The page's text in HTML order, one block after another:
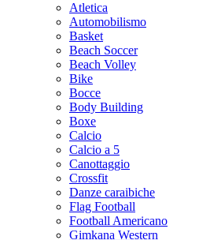
Atletica
Automobilismo
Basket
Beach Soccer
Beach Volley
Bike
Bocce
Body Building
Boxe
Calcio
Calcio a 5
Canottaggio
Crossfit
Danze caraibiche
Flag Football
Football Americano
Gimkana Western